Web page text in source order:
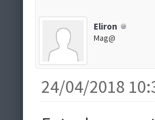
Eliron
Mag@
24/04/2018